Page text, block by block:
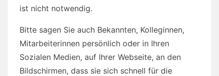
ist nicht notwendig.
Bitte sagen Sie auch Bekannten, Kolleginnen,
Mitarbeiterinnen persönlich oder in Ihren
Sozialen Medien, auf Ihrer Webseite, an den
Bildschirmen, dass sie sich schnell für die